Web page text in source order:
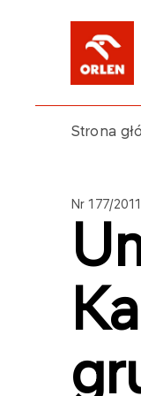
Strona
Nr 177/